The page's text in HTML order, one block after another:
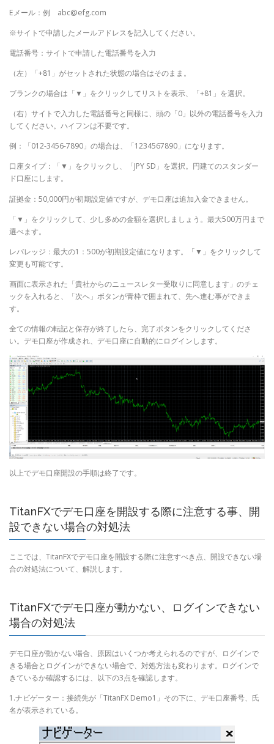
Eメール：例 abc@efg.com
※サイトで申請したメールアドレスを記入してください。
電話番号：サイトで申請した電話番号を入力
（左）「+81」がセットされた状態の場合はそのまま。
ブランクの場合は「▼」をクリックしてリストを表示、「+81」を選択。
（右）サイトで入力した電話番号と同様に、頭の「0」以外の電話番号を入力
してください。ハイフンは不要です。
例：「012-3456-7890」の場合は、「1234567890」になります。
口座タイプ：「▼」をクリックし、「JPY SD」を選択。円建てのスタンダー
ド口座にします。
証拠金：50,000円が初期設定値ですが、デモ口座は追加入金できません。
「▼」をクリックして、少し多めの金額を選択しましょう。最大500万円まで
選べます。
レバレッジ：最大の1：500が初期設定値になります。「▼」をクリックして
変更も可能です。
画面に表示された「貴社からのニュースレター受取りに同意します」のチェ
ックを入れると、「次へ」ボタンが青枠で囲まれて、先へ進む事ができま
す。
全ての情報の転記と保存が終了したら、完了ボタンをクリックしてくださ
い。デモ口座が作成され、デモ口座に自動的にログインします。
以上でデモ口座開設の手順は終了です。
TitanFXでデモ口座を開設する際に注意する事、開
設できない場合の対処法
ここでは、TitanFXでデモ口座を開設する際に注意すべき点、開設できない場
合の対処法について、解説します。
TitanFXでデモ口座が動かない、ログインできない
場合の対処法
デモ口座が動かない場合、原因はいくつか考えられるのですが、ログインで
きる場合とログインができない場合で、対処方法も変わります。ログインで
きているか確認するには、以下の3点を確認します。
1.ナビゲーター：接続先が「TitanFX Demo1」その下に、デモ口座番号、氏
名が表示されている。